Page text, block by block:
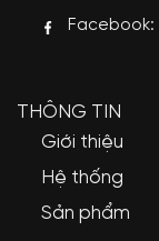
Facebook:
THÔNG TIN
Giới thiệu
Hệ thống
Sản phẩm